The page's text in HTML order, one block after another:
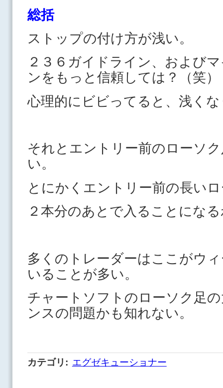
総括
ストップの付け方が浅い。
２３６ガイドライン、および
ンをもっと信頼しては？（笑）
心理的にビビってると、浅く
それとエントリー前のローソ
い。
とにかくエントリー前の長い
２本分のあとで入ることにな
多くのトレーダーはここがウ
いることが多い。
チャートソフトのローソク足
ンスの問題かも知れない。
カテゴリ : エグゼキューショナー